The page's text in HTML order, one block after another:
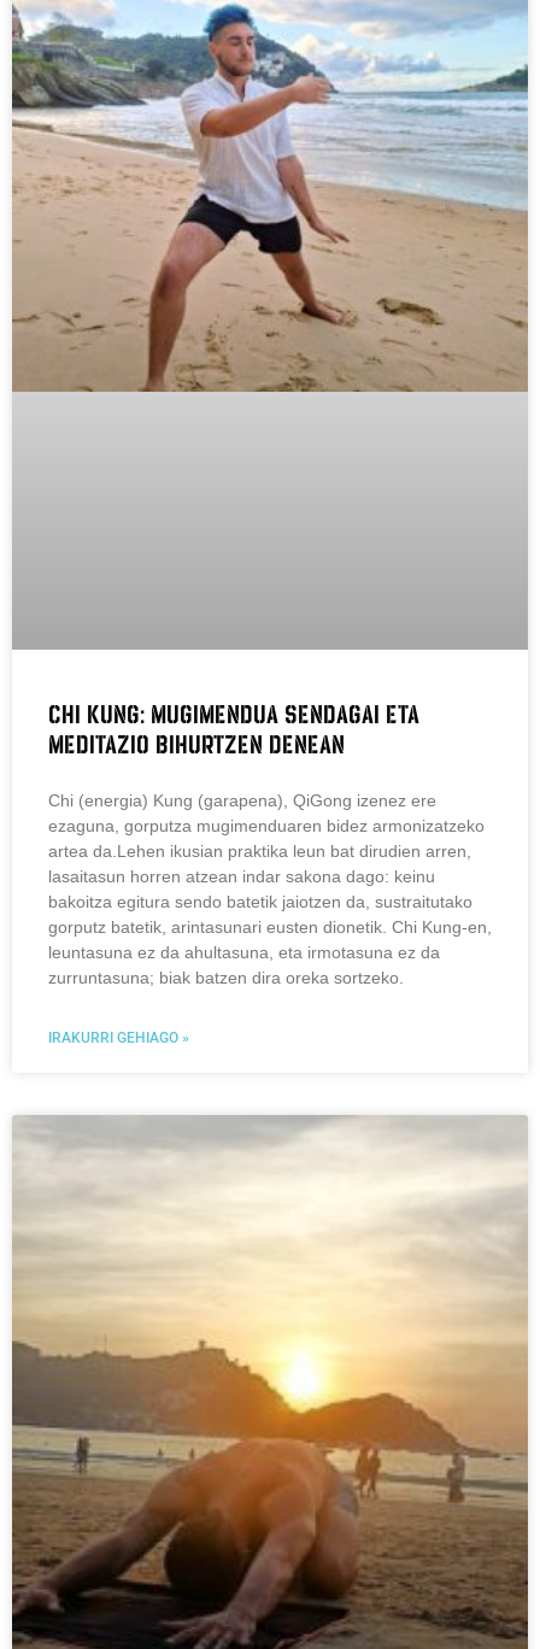
CHI KUNG: MUGIMENDUA SENDAGAI ETA
MEDITAZIO BIHURTZEN DENEAN
Chi (energia) Kung (garapena), QiGong izenez ere
ezaguna, gorputza mugimenduaren bidez armonizatzeko
artea da.Lehen ikusian praktika leun bat dirudien arren,
lasaitasun horren atzean indar sakona dago: keinu
bakoitza egitura sendo batetik jaiotzen da, sustraitutako
gorputz batetik, arintasunari eusten dionetik. Chi Kung-en,
leuntasuna ez da ahultasuna, eta irmotasuna ez da
zurruntasuna; biak batzen dira oreka sortzeko.
IRAKURRI GEHIAGO »